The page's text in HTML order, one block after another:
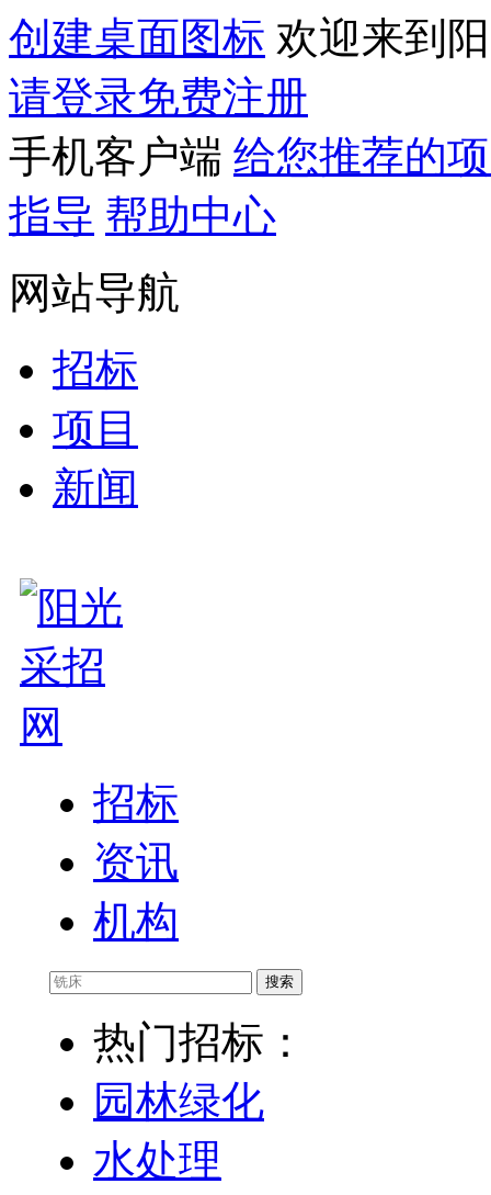
创建桌面图标 欢迎来到
请登录免费注册
手机客户端 给您推荐的
指导 帮助中心
网站导航
招标
项目
新闻
招标
资讯
机构
搜索
热门招标：
园林绿化
水处理